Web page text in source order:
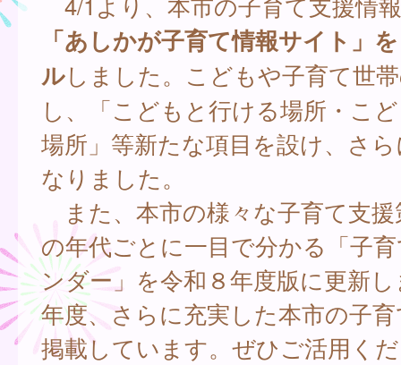
「あしかが子育て情報サイト」
ルしました。こどもや子育て世
し、「こどもと行ける場所・こ
場所」等新たな項目を設け、さ
なりました。
また、本市の様々な子育て支
の年代ごとに一目で分かる「子
ンダー」を令和８年度版に更新
年度、さらに充実した本市の子
掲載しています。ぜひご活用く